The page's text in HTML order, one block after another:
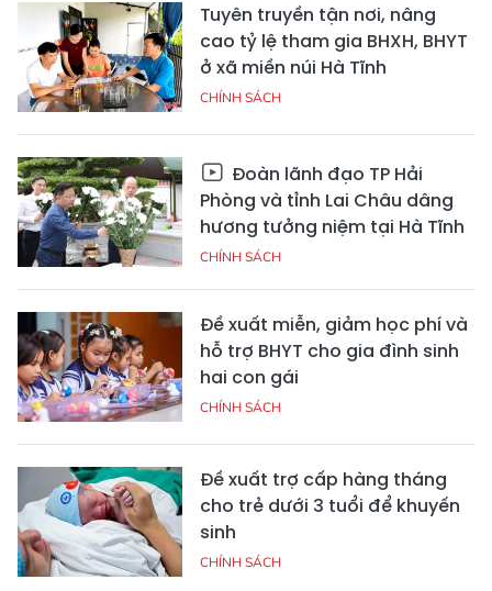
Tuyên truyền tận nơi, nâng
cao tỷ lệ tham gia BHXH, BHYT
ở xã miền núi Hà Tĩnh
CHÍNH SÁCH
Đoàn lãnh đạo TP Hải
Phòng và tỉnh Lai Châu dâng
hương tưởng niệm tại Hà Tĩnh
CHÍNH SÁCH
Đề xuất miễn, giảm học phí và
hỗ trợ BHYT cho gia đình sinh
hai con gái
CHÍNH SÁCH
Đề xuất trợ cấp hàng tháng
cho trẻ dưới 3 tuổi để khuyến
sinh
CHÍNH SÁCH